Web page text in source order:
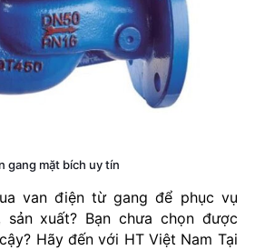
gang mặt bích uy tín
van điện từ gang để phục vụ
sản xuất? Bạn chưa chọn được
Hãy đến với HT Việt Nam Tại